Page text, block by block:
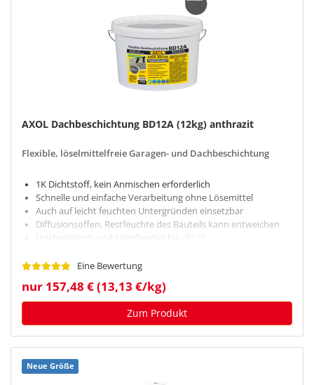
AXOL Dachbeschichtung BD12A (12kg) anthrazit
Flexible, löselmittelfreie Garagen- und Dachbeschichtung
1K Dichtstoff, kein Anmischen erforderlich
Schnelle und einfache Verarbeitung ohne Lösemittel
Auch auf leicht feuchten Untergründen einsetzbar
Diffusionsoffen, Restfeuchte des Bauteils kann entweichen
Hochelastisch und kälteflexibel bis -20 °C
Eine Bewertung
nur 157,48 € (13,13 €/kg)
Zum Produkt
Neue Größe